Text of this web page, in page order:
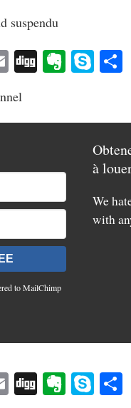
suspendu
EmailDigg
to MailChimp
à
We
with
EmailDigg